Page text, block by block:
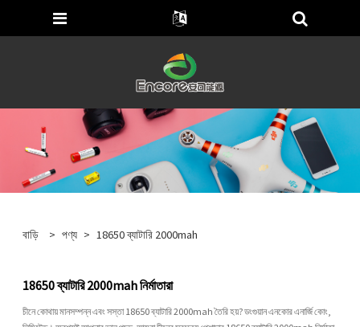
বাড়ি > পণ্য > 18650 ব্যাটারি 2000mah
18650 ব্যাটারি 2000mah নির্মাতারা
চীনে কোথায় মানসম্পন্ন এবং সস্তা 18650 ব্যাটারি 2000mah তৈরি হয়? ডংগুয়ান এনকোর এনার্জি কোং,